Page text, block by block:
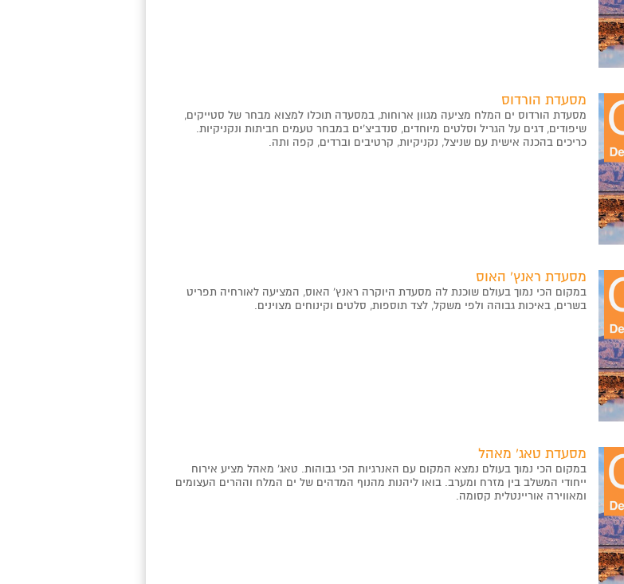
מסעדת הורדוס
מסעדת הורדוס ים המלח מציעה מגוון ארוחות, במסעדה תוכלו למצוא מבחר של סטייקים,
שיפודים, דגים על הגריל וסלטים מיוחדים, סנדביצ'ים במבחר טעמים חביתות ונקניקיות.
כריכים בהכנה אישית עם שניצל, נקניקיות, קרטיבים וברדים, קפה ותה.
מסעדת ראנץ‘ האוס
במקום הכי נמוך בעולם שוכנת לה מסעדת היוקרה ראנץ' האוס, המציעה לאורחיה תפריט
בשרים, באיכות גבוהה ולפי משקל, לצד תוספות, סלטים וקינוחים מצוינים.
מסעדת טאג‘ מאהל
במקום הכי נמוך בעולם נמצא המקום עם האנרגיות הכי גבוהות. טאג' מאהל מציע אירוח
ייחודי המשלב בין מזרח ומערב. בואו ליהנות מהנוף המדהים של ים המלח וההרים העצומים
ומאווירה אוריינטלית קסומה.